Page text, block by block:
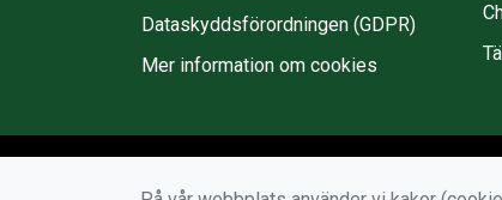
Dataskyddsförordningen (GDPR)
Mer information om cookies